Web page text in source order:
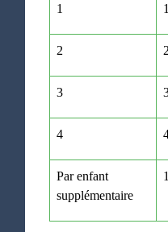
1
2 2
3
4
Par enfant
supplémentaire
1